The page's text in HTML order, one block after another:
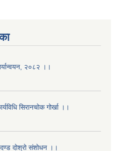
२०८२ ।।
सिरानचोक गोर्खा ।।
दोश्रो संशोधन ।।